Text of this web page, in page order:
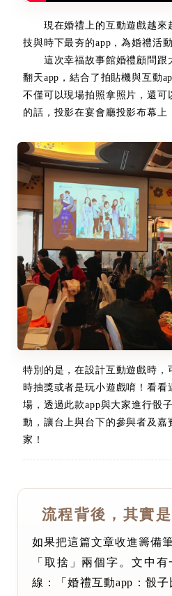
現在婚禮上的互動遊戲越來
技與時下最夯的app，為婚禮活
這次幸福故事館婚禮顧問跟
翻天app，結合了拍貼機與互動
不僅可以現場拍照拿照片，還可
的話，投影在宴會廳投影布幕上
特別的是，在設計互動遊戲時，
時抽獎或者是玩小遊戲唷！看看
場，透過此款app與大家進行骰
動，讓台上與台下的參與者及嘉
家！
流程背後，其實
如果把這篇文章收進籌備
「取捨」兩個字。文中
線：「婚禮互動app：骰